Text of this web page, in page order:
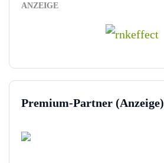
ANZEIGE
Premium-Partner (Anzeige)